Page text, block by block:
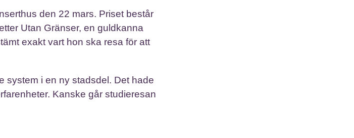
den 22 mars. Priset består
Utan Gränser, en guldkanna
exakt vart hon ska resa för att
system i en ny stadsdel. Det hade
Kanske går studieresan